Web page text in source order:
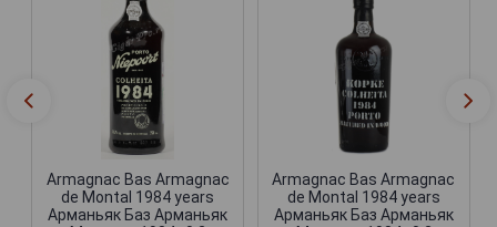
Armagnac Bas Armagnac
de Montal 1984 years
Арманьяк Баз Арманьяк
Armagnac Bas Armagnac
de Montal 1984 years
Арманьяк Баз Арманьяк